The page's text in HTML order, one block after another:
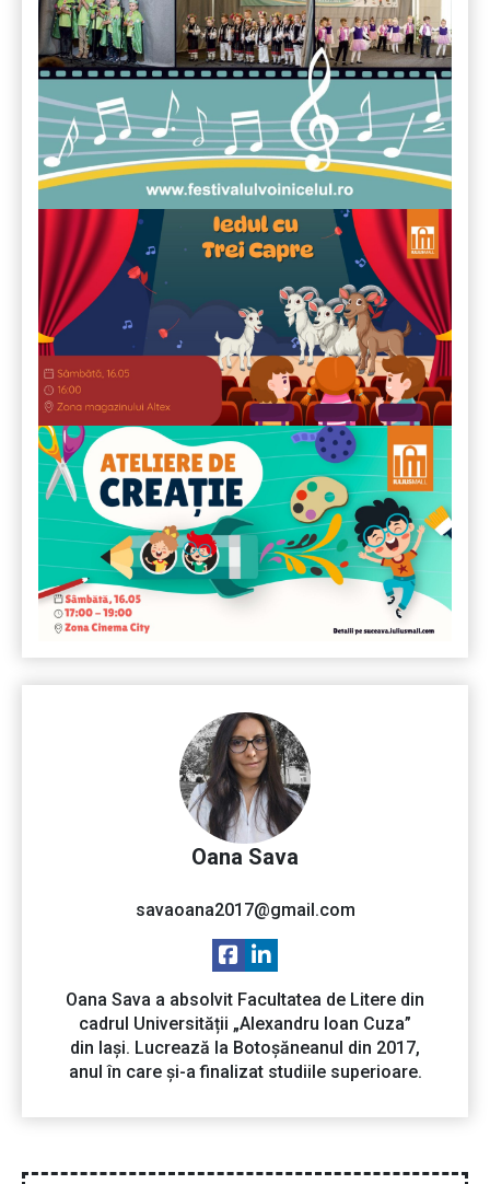
Oana Sava
savaoana2017@gmail.com
Oana Sava a absolvit Facultatea de Litere din
cadrul Universității „Alexandru Ioan Cuza”
din Iași. Lucrează la Botoșăneanul din 2017,
anul în care și-a finalizat studiile superioare.